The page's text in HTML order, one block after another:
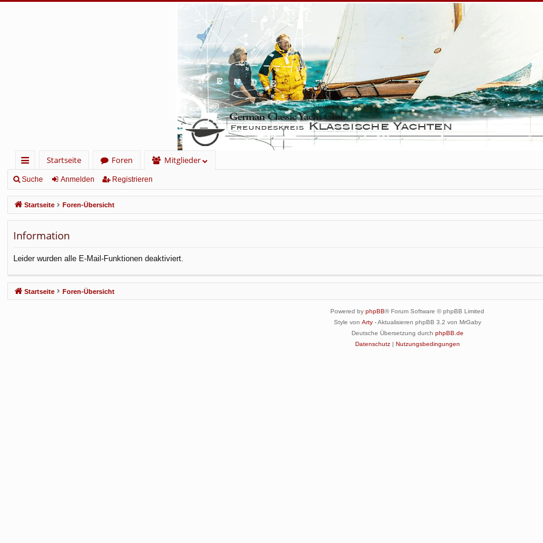
ch
ne
llz
ug
rif
Startseite Foren
Mitglieder
Suche Anmelden Registrieren
Startseite Foren-Übersicht
Information
Leider wurden alle E-Mail-Funktionen deaktiviert.
Startseite Foren-Übersicht
Powered by phpBB® Forum Software © phpBB Limited
Style von Arty- Aktualisieren phpBB 3.2 von MrGaby
Deutsche Übersetzung durch phpBB.de
Datenschutz| Nutzungsbedingungen